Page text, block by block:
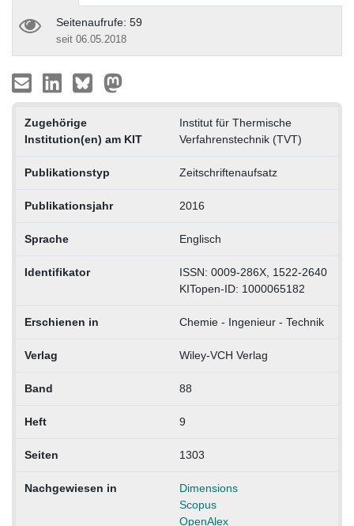
Seitenaufrufe: 59
seit 06.05.2018
Zugehörige
Institution(en) am KIT
Institut für Thermische
Verfahrenstechnik (TVT)
Publikationstyp Zeitschriftenaufsatz
Publikationsjahr 2016
Sprache Englisch
Identifikator
ISSN: 0009-286X, 1522-2640
KITopen-ID: 1000065182
Erschienen in Chemie - Ingenieur - Technik
Verlag Wiley-VCH Verlag
Band 88
Heft 9
Seiten 1303
Nachgewiesen in
Dimensions
Scopus
OpenAlex